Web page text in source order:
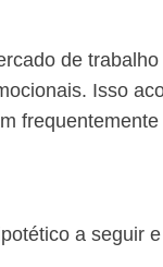
de
Isso
a seguir